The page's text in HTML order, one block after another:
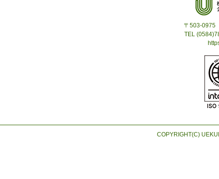
〒503-0975
TEL
COPYRIGHT(C)